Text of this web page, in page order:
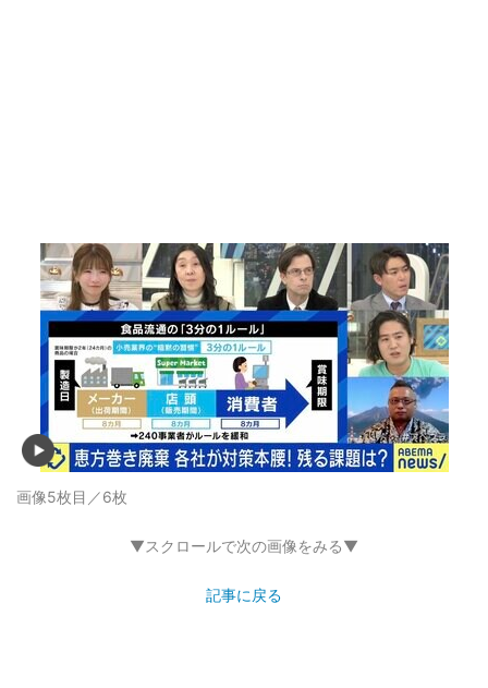
画像5枚目／6枚
▼スクロールで次の画像をみる▼
記事に戻る